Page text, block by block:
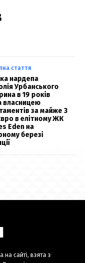
стаття
нардепа
Урбанського
в 19 років
власницею
за майже 3
в елітному ЖК
Eden на
березі
на сайті, взята з